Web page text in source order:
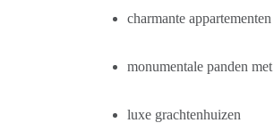
charmante
monumentale panden
luxe grachtenhuizen